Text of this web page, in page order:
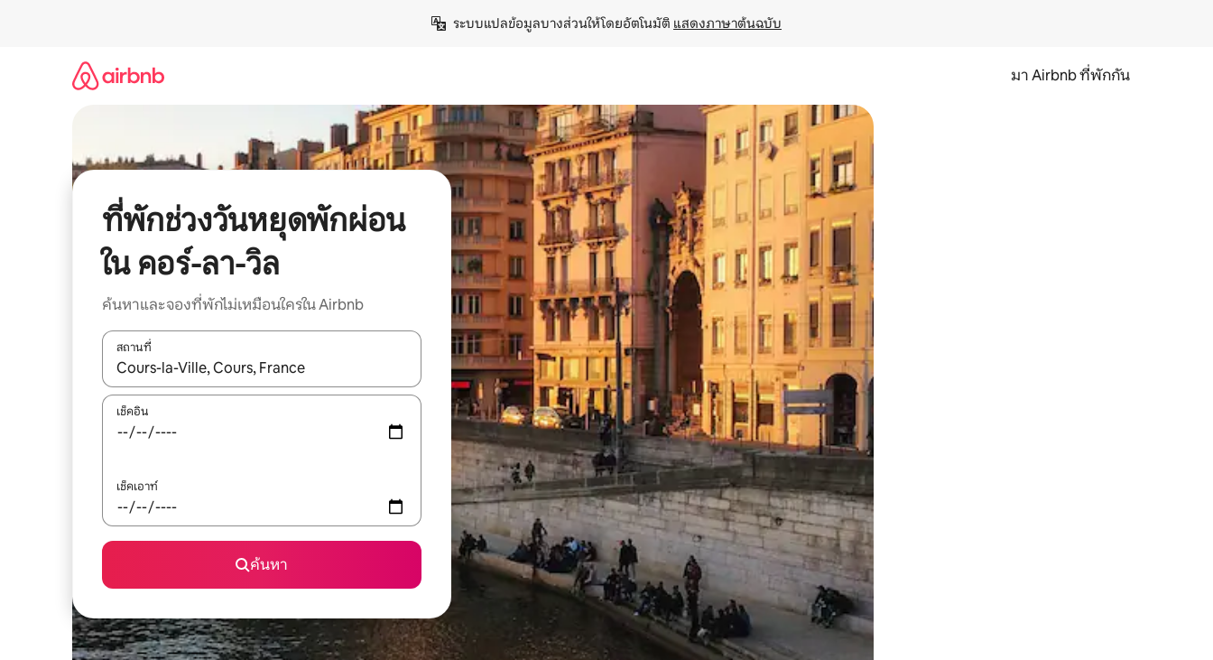
ระบบแปลข้อมูลบางส่วนให้โดยอัตโนมัติ แสดงภาษาต้นฉบับ
มา Airbnb ที่พักกัน
ที่พักช่วงวันหยุดพักผ่อน
ใน คอร์-ลา-วิล
ค้นหาและจองที่พักไม่เหมือนใครใน Airbnb
สถานที่
ใช้ลูกศรขึ้นลง หรือใช้การสัมผัสหรือปัด เพื่อสำรวจผลการค้นหา
เช็คอิน
เช็คเอาท์
ค้นหา